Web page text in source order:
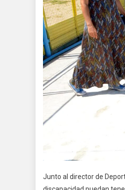
Junto al director de